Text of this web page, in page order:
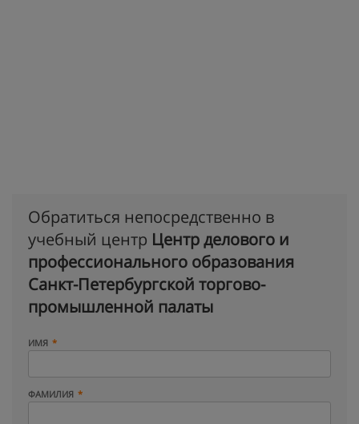
Обратиться непосредственно в
учебный центр Центр делового и
профессионального образования
Санкт-Петербургской торгово-
промышленной палаты
ИМЯ
ФАМИЛИЯ